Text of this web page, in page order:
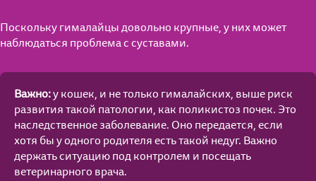
Поскольку гималайцы довольно крупные, у них может
наблюдаться проблема с суставами.
Важно:у кошек, и не только гималайских, выше риск
развития такой патологии, как поликистоз почек. Это
наследственное заболевание. Оно передается, если
хотя бы у одного родителя есть такой недуг. Важно
держать ситуацию под контролем и посещать
ветеринарного врача.